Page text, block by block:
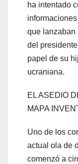
ha intentado
que lanzaban
del
papel de su
ucraniana.
EL ASEDIO
MAPA
Uno de los
actual ola de
comenzó a